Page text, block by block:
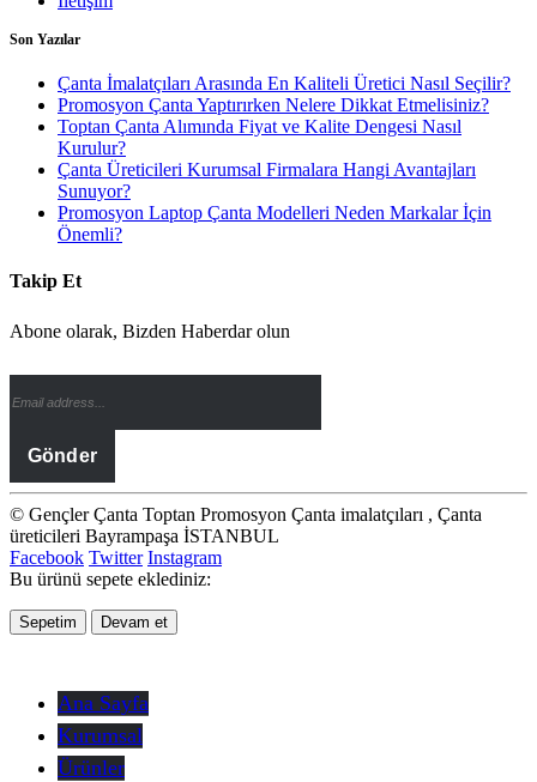
Son Yazılar
Çanta İmalatçıları Arasında En Kaliteli Üretici Nasıl Seçilir?
Promosyon Çanta Yaptırırken Nelere Dikkat Etmelisiniz?
Toptan Çanta Alımında Fiyat ve Kalite Dengesi Nasıl
Kurulur?
Çanta Üreticileri Kurumsal Firmalara Hangi Avantajları
Sunuyor?
Promosyon Laptop Çanta Modelleri Neden Markalar İçin
Önemli?
Takip Et
Abone olarak, Bizden Haberdar olun
© Gençler Çanta Toptan Promosyon Çanta imalatçıları , Çanta
üreticileri Bayrampaşa İSTANBUL
Facebook Twitter Instagram
Bu ürünü sepete eklediniz:
Sepetim Devam et
Ana Sayfa
Kurumsal
Ürünler